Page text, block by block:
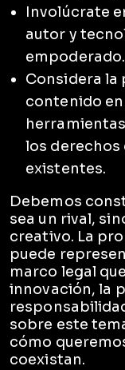
Involúcrate
autor y
empoderado.
Considera la
contenido
los derechos
existentes.
Debemos
sea un rival,
creativo. La
puede
marco legal
innovación, la
sobre este
cómo
coexistan.